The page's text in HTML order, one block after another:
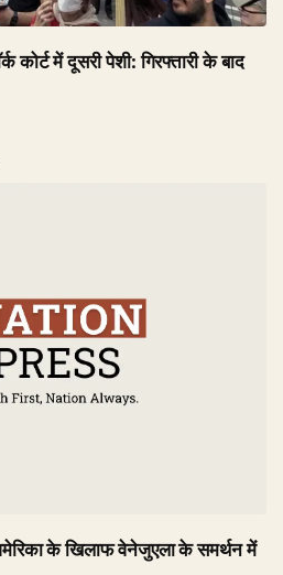
कोर्ट में दूसरी पेशी: गिरफ्तारी के बाद
के खिलाफ वेनेजुएला के समर्थन में